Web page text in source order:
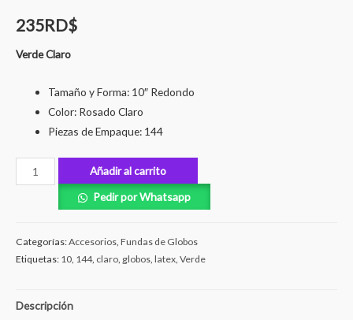
235RD$
Verde Claro
Tamaño y Forma: 10″ Redondo
Color: Rosado Claro
Piezas de Empaque: 144
Añadir al carrito
Pedir por Whatsapp
Categorías:Accesorios Fundas de Globos
Etiquetas: 10 144, claro globos latex Verde
Descripción